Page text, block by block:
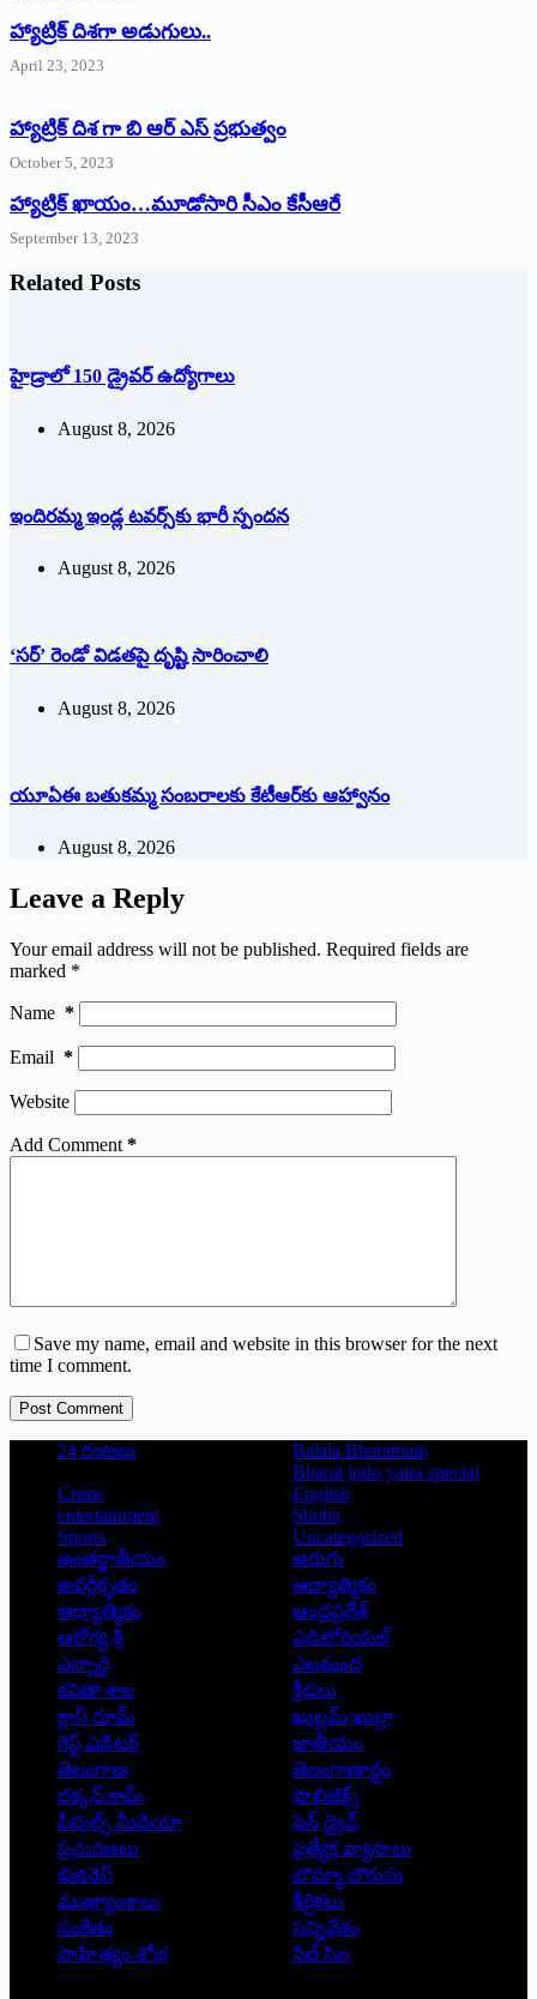
‌హ్యాట్రిక్‌ ‌దిశగా అడుగులు..
April 23, 2023
హ్యాట్రిక్ దిశ గా బి ఆర్ ఎస్ ప్రభుత్వం
October 5, 2023
హ్యాట్రిక్‌ ‌ఖాయం…మూడోసారి సీఎం కేసీఆరే
September 13, 2023
Related Posts
హైడ్రాలో 150 డ్రైవర్‌ ఉద్యోగాలు
August 8, 2026
ఇందిరమ్మ ఇండ్ల టవర్స్‌కు భారీ స్పందన
August 8, 2026
‘సర్’ రెండో విడతపై దృష్టి సారించాలి
August 8, 2026
యూఏఈ బతుకమ్మ సంబరాలకు కేటీఆర్‌కు ఆహ్వానం
August 8, 2026
Leave a Reply
Your email address will not be published. Required fields are
marked *
Name *
Email *
Website
Add Comment *
Save my name, email and website in this browser for the next
time I comment.
Post Comment
24 గంటలు
Balala Bharatham
Bharat jodo yatra special
Crime
English
entertainment
Shoba
Sports
Uncategorized
అంతర్జాతీయం
అరుగు
అవర్గీకృతం
ఆద్యాత్మికం
ఆధ్యాత్మికం
ఆంధ్రప్రదేశ్
ఆరోగ్య శ్రీ
ఎడిటోరియల్
ఎన్నారై
ఎలమంద
కవితా శాల
క్రీడలు
క్లాస్ రూమ్
ఖుల్లమ్ ఖుల్లా
గెస్ట్ ఎడిటర్
జాతీయం
తెలంగాణ
తెలంగాణార్థం
దక్కన్.కామ్
పాలిటిక్స్
పీపుల్స్ ‌మీడియా
పెన్ డ్రైవ్
ప్రచురణలు
ప్రత్యేక వ్యాసాలు
బిజినెస్
బొమ్మా బొరుసు
ముఖ్యాంశాలు
శీర్షికలు
సంకేతం
సన్నివేశం
సాహిత్యం-శోభ
సిల్ సిల